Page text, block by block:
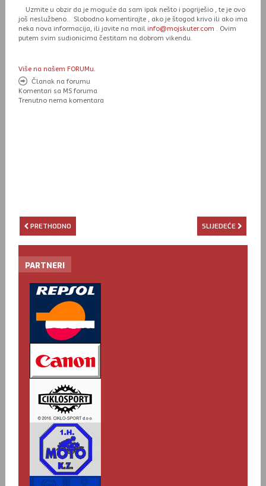
Uzmite u obzir da je moguće da sam ipak nešto i pogriješio , te je ovo
još neslužbeno.. Slobodno komentirajte , ako je štogod krivo ili ako ima
neka nova informacija, ili javite na mail info@mojskuter.com . Ovim
putem svim sudionicima čestitam na dobrom vikendu.
Više na našem FORUMu.
Članak na forumu
Komentari sa MS foruma
Trenutno nema komentara
PRETHODNO SLIJEDEĆE
PARTNERI